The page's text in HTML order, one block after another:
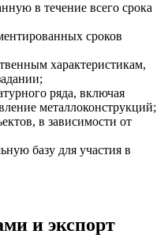
в течение всего срока
сроков
характеристикам,
ряда, включая
металлоконструкций;
в зависимости от
базу для участия в
и экспорт